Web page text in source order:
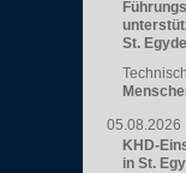
St.
05.08.2026
KHD-
in St.